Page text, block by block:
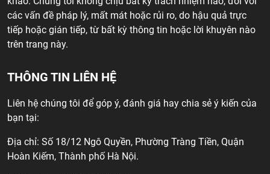
các vấn đề pháp lý, mất mát hoặc rủi ro, do hậu quả trực
tiếp hoặc gián tiếp, từ bất kỳ thông tin hoặc lời khuyên nào
trên trang này.
THÔNG TIN LIÊN HỆ
Liên hệ chúng tôi để góp ý, đánh giá hay chia sẻ ý kiến của
bạn tại:
Địa chỉ: Số 18/12 Ngô Quyền, Phường Tràng Tiền, Quận
Hoàn Kiếm, Thành phố Hà Nội.